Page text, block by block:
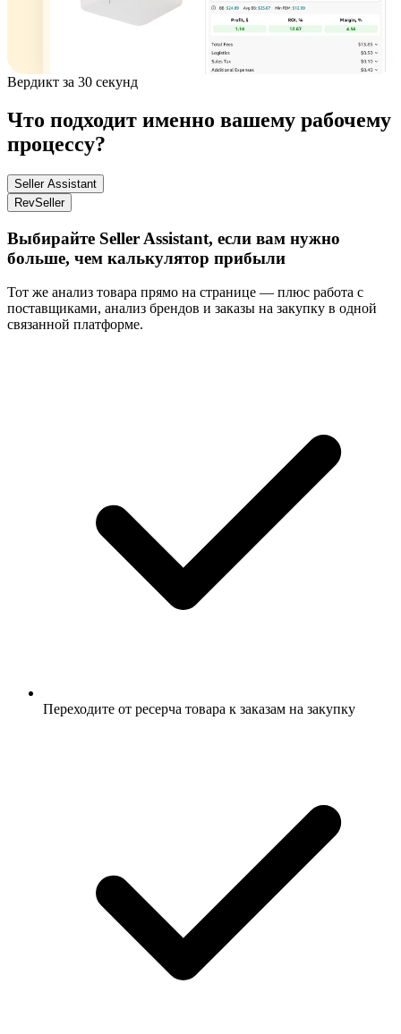
Вердикт за 30 секунд
Что подходит именно вашему рабочему
процессу?
Seller Assistant
RevSeller
Выбирайте Seller Assistant, если вам нужно
больше, чем калькулятор прибыли
Тот же анализ товара прямо на странице — плюс работа с
поставщиками, анализ брендов и заказы на закупку в одной
связанной платформе.
Переходите от ресерча товара к заказам на закупку